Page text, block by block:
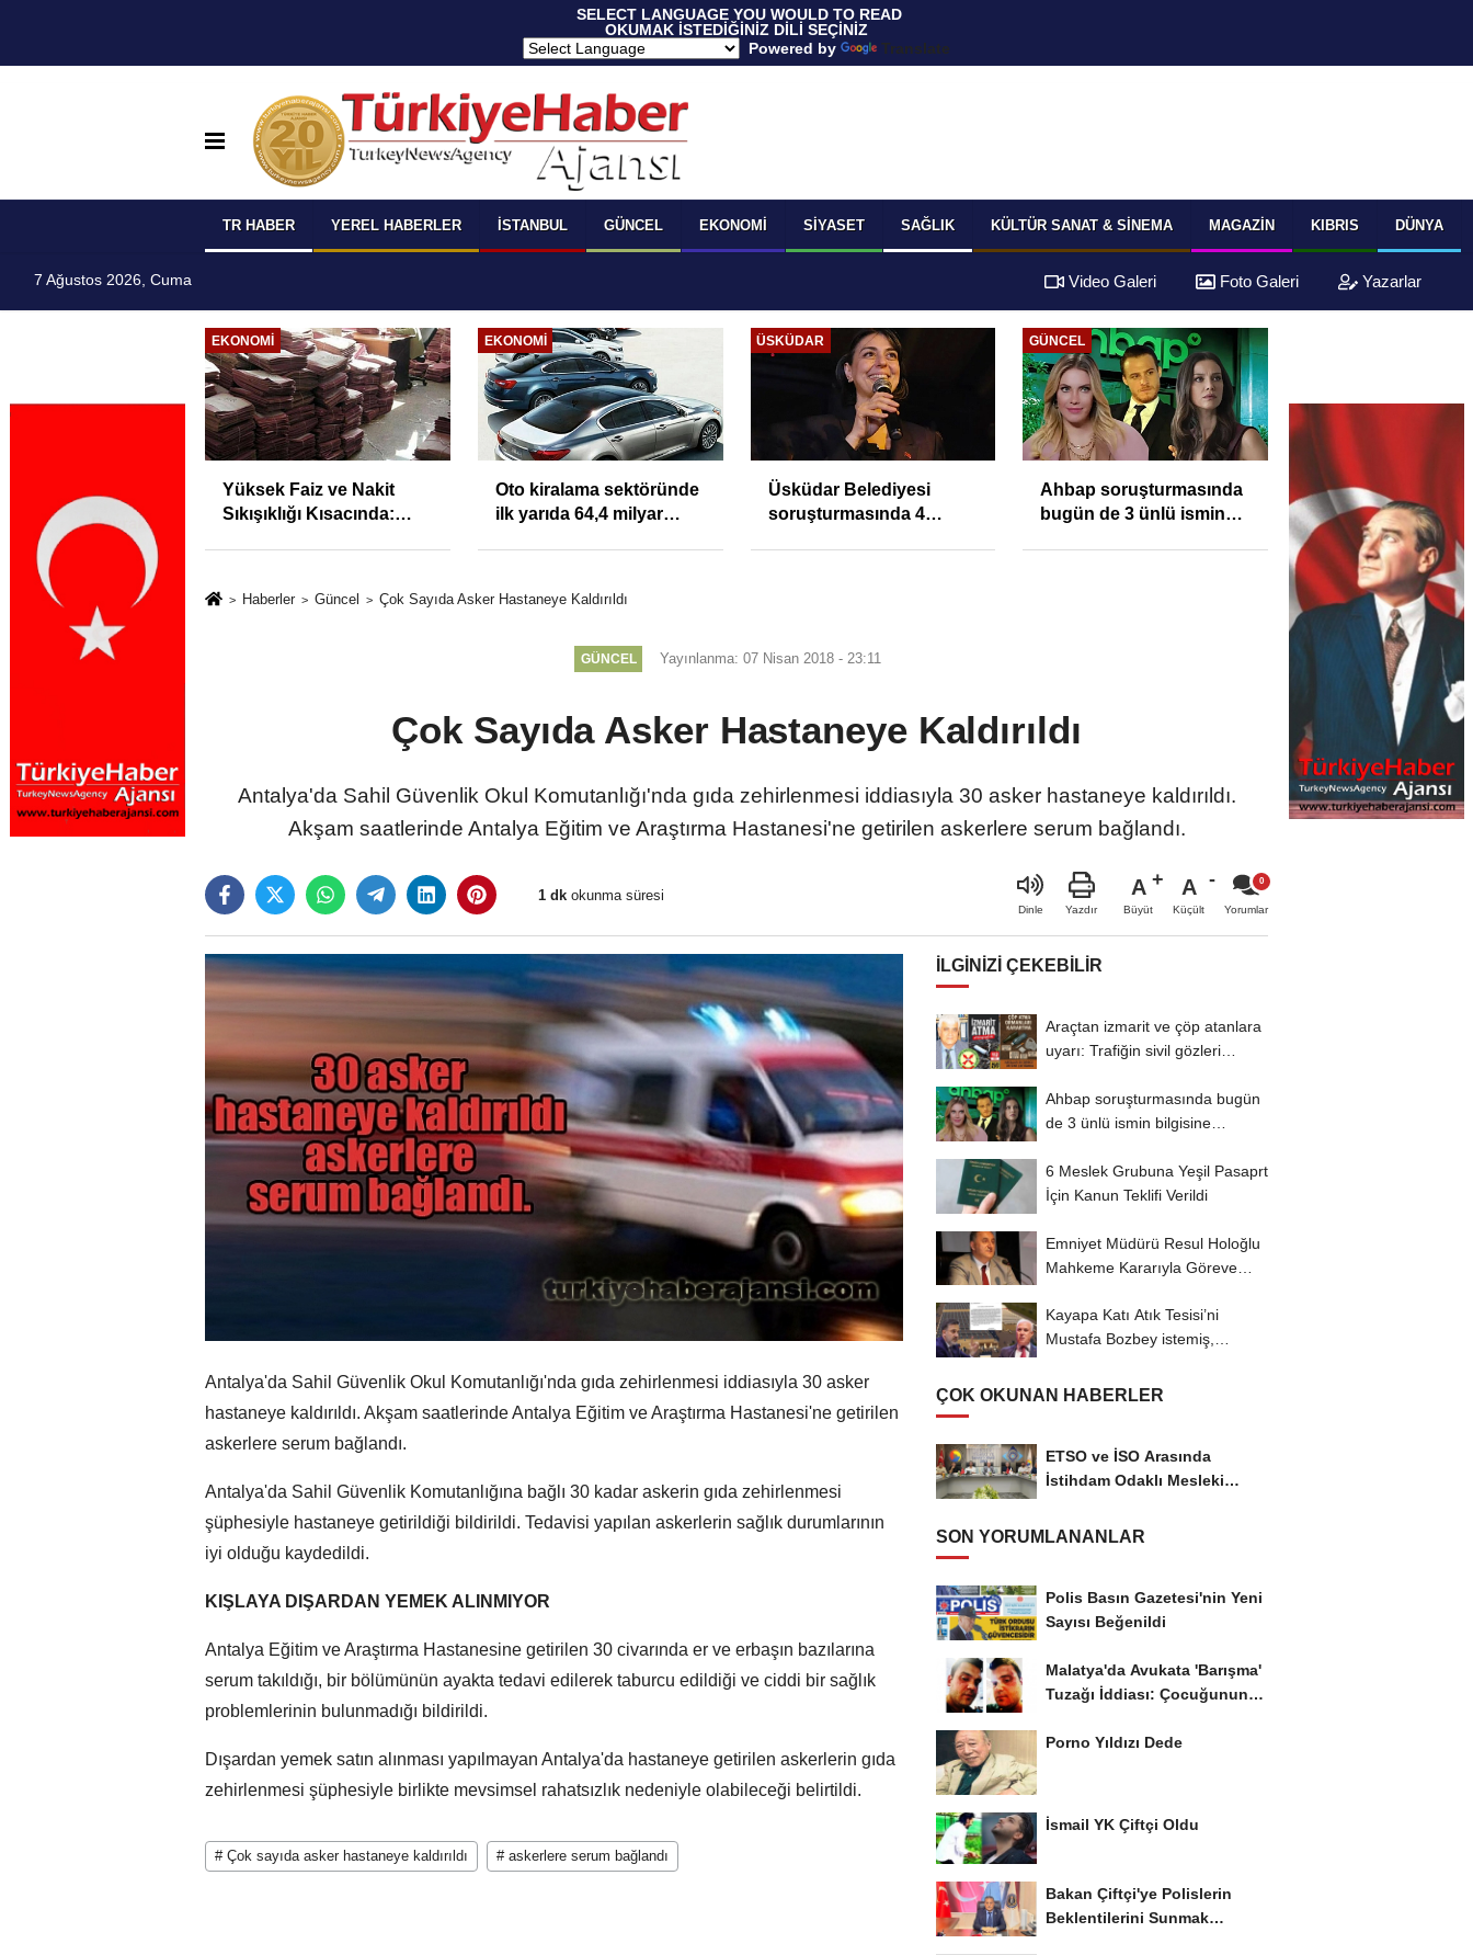
SELECT LANGUAGE YOU WOULD TO READ
OKUMAK İSTEDİĞİNİZ DİLİ SEÇİNİZ
Powered by
Translate
TR HABER YEREL HABERLER İSTANBUL GÜNCEL EKONOMI SIYASET SAĞLIK KÜLTÜR SANAT & SINEMA MAGAZIN KIBRIS DÜNYA
7 Ağustos 2026, Cuma Video Galeri Foto Galeri Yazarlar
%31,75;
%50,49 olarak
EKONOMI
Yüksek Faiz ve Nakit
Sıkışıklığı Kısacında:
EKONOMI
Oto kiralama sektöründe
ilk yarıda 64,4 milyar
ÜSKÜDAR
Üsküdar Belediyesi
soruşturmasında 4
GÜNCEL
Ahbap soruşturmasında
bugün de 3 ünlü ismin
Haberler Güncel Çok Sayıda Asker Hastaneye Kaldırıldı
GÜNCEL Yayınlanma: 07 Nisan 2018 - 23:11
Çok Sayıda Asker Hastaneye Kaldırıldı
Antalya'da Sahil Güvenlik Okul Komutanlığı'nda gıda zehirlenmesi iddiasıyla 30 asker hastaneye kaldırıldı.
Akşam saatlerinde Antalya Eğitim ve Araştırma Hastanesi'ne getirilen askerlere serum bağlandı.
1 dk okunma süresi
Dinle Yazdır
A
Büyüt
A
Küçült Yorumlar
Antalya'da Sahil Güvenlik Okul Komutanlığı'nda gıda zehirlenmesi iddiasıyla 30 asker
hastaneye kaldırıldı. Akşam saatlerinde Antalya Eğitim ve Araştırma Hastanesi'ne getirilen
askerlere serum bağlandı.
Antalya'da Sahil Güvenlik Komutanlığına bağlı 30 kadar askerin gıda zehirlenmesi
şüphesiyle hastaneye getirildiği bildirildi. Tedavisi yapılan askerlerin sağlık durumlarının
iyi olduğu kaydedildi.
KIŞLAYA DIŞARDAN YEMEK ALINMIYOR
Antalya Eğitim ve Araştırma Hastanesine getirilen 30 civarında er ve erbaşın bazılarına
serum takıldığı, bir bölümünün ayakta tedavi edilerek taburcu edildiği ve ciddi bir sağlık
problemlerinin bulunmadığı bildirildi.
Dışardan yemek satın alınması yapılmayan Antalya'da hastaneye getirilen askerlerin gıda
zehirlenmesi şüphesiyle birlikte mevsimsel rahatsızlık nedeniyle olabileceği belirtildi.
# Çok sayıda asker hastaneye kaldırıldı # askerlere serum bağlandı
İLGINIZI ÇEKEBILIR
Araçtan izmarit ve çöp atanlara
uyarı: Trafiğin sivil gözleri
Ahbap soruşturmasında bugün
de 3 ünlü ismin bilgisine
6 Meslek Grubuna Yeşil Pasaprt
İçin Kanun Teklifi Verildi
Emniyet Müdürü Resul Holoğlu
Mahkeme Kararıyla Göreve
Kayapa Katı Atık Tesisi’ni
Mustafa Bozbey istemiş,
ÇOK OKUNAN HABERLER
ETSO ve İSO Arasında
İstihdam Odaklı Mesleki
SON YORUMLANANLAR
Polis Basın Gazetesi'nin Yeni
Sayısı Beğenildi
Malatya'da Avukata 'Barışma'
Tuzağı İddiası: Çocuğunun
Porno Yıldızı Dede
İsmail YK Çiftçi Oldu
Bakan Çiftçi'ye Polislerin
Beklentilerini Sunmak